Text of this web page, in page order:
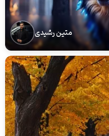
متین رشیدی